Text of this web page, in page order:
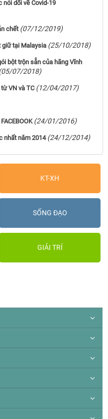
nói dối về Covid-19
chết (07/12/2019)
giữ tại Malaysia (25/10/2018)
bột trộn sẵn của hãng Vĩnh
07/2018)
VN và TC (12/04/2017)
(24/01/2016)
nhất năm 2014 (24/12/2014)
KT-XH
SỐNG ĐẠO
GIẢI TRÍ